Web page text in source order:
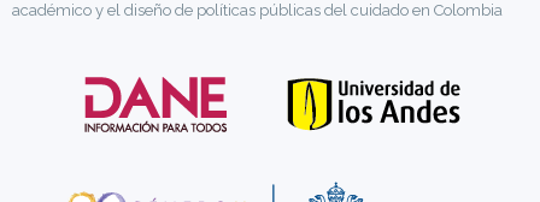
académico y el diseño de políticas públicas del cuidado en Colombia